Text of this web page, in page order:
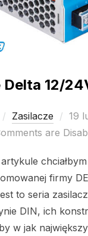
12/
Zasilacze
on
19
are
firmy
to seria
DIN, ich
w jak